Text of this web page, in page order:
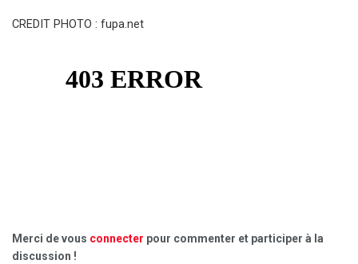
CREDIT PHOTO : fupa.net
Merci de vous connecter pour commenter et participer à la
discussion !